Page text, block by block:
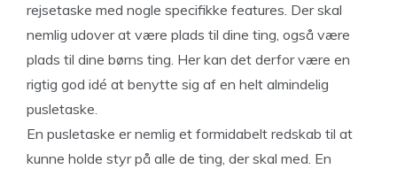
rejsetaske med nogle specifikke features. Der skal
nemlig udover at være plads til dine ting, også være
plads til dine børns ting. Her kan det derfor være en
rigtig god idé at benytte sig af en helt almindelig
pusletaske.
En pusletaske er nemlig et formidabelt redskab til at
kunne holde styr på alle de ting, der skal med. En